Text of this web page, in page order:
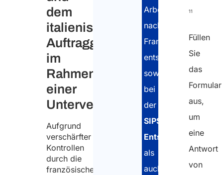
dem
italienischen
Auftraggeber
im
Rahmen
einer
Untervergabe.
Aufgrund
verschärfter
Kontrollen
durch die
französischen
Arbeitnehmer
nach
Frankreich
entsenden,
sowohl
bei
der
SIPSI-
Entsendemeldung
als
auch
11
Füllen
Sie
das
Formular
aus,
um
eine
Antwort
von